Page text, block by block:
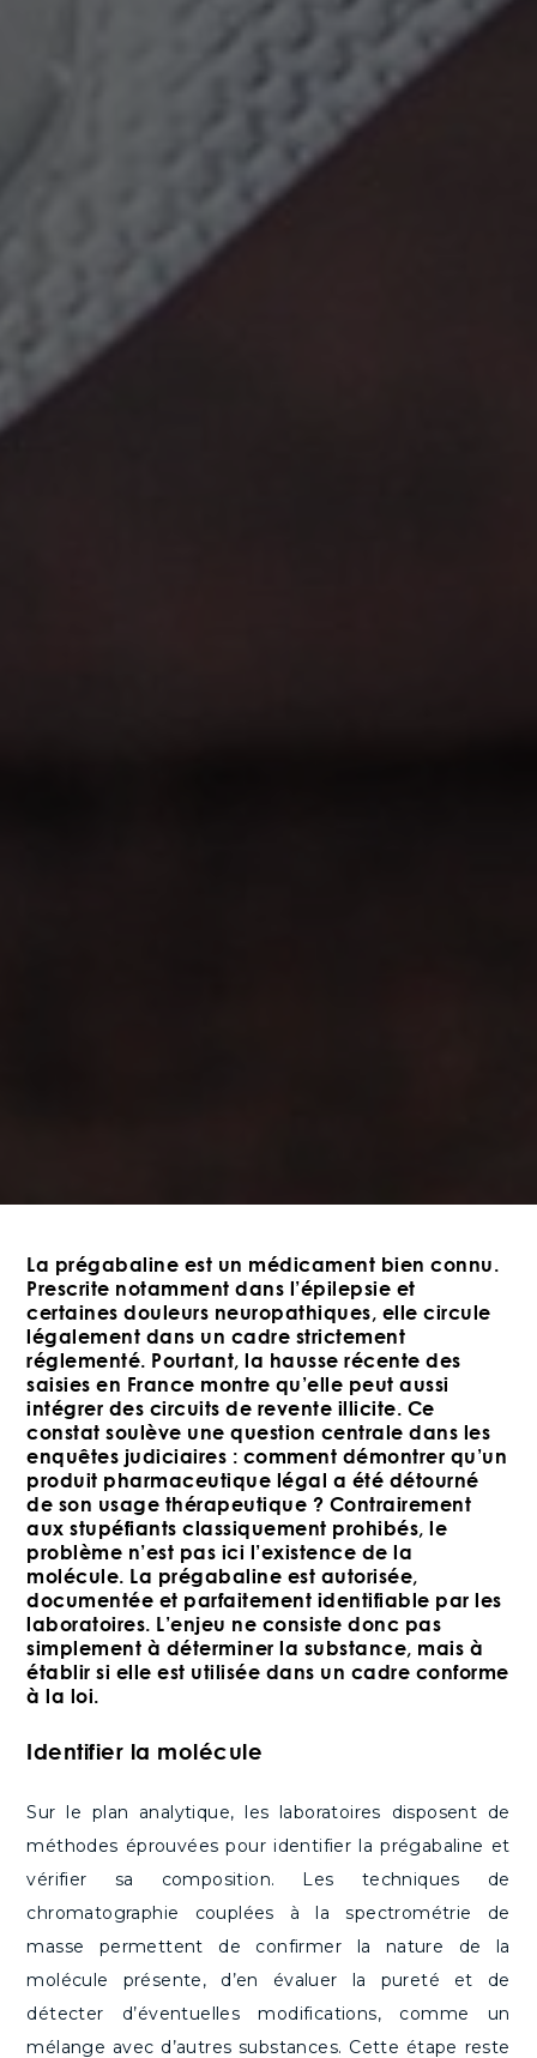
La prégabaline est un médicament bien connu.
Prescrite notamment dans l’épilepsie et
certaines douleurs neuropathiques, elle circule
légalement dans un cadre strictement
réglementé. Pourtant, la hausse récente des
saisies en France montre qu’elle peut aussi
intégrer des circuits de revente illicite. Ce
constat soulève une question centrale dans les
enquêtes judiciaires : comment démontrer qu’un
produit pharmaceutique légal a été détourné
de son usage thérapeutique ? Contrairement
aux stupéfiants classiquement prohibés, le
problème n’est pas ici l’existence de la
molécule. La prégabaline est autorisée,
documentée et parfaitement identifiable par les
laboratoires. L’enjeu ne consiste donc pas
simplement à déterminer la substance, mais à
établir si elle est utilisée dans un cadre conforme
à la loi.
Identifier la molécule
Sur le plan analytique, les laboratoires disposent de
méthodes éprouvées pour identifier la prégabaline et
vérifier sa composition. Les techniques de
chromatographie couplées à la spectrométrie de
masse permettent de confirmer la nature de la
molécule présente, d’en évaluer la pureté et de
détecter d’éventuelles modifications, comme un
mélange avec d’autres substances. Cette étape reste